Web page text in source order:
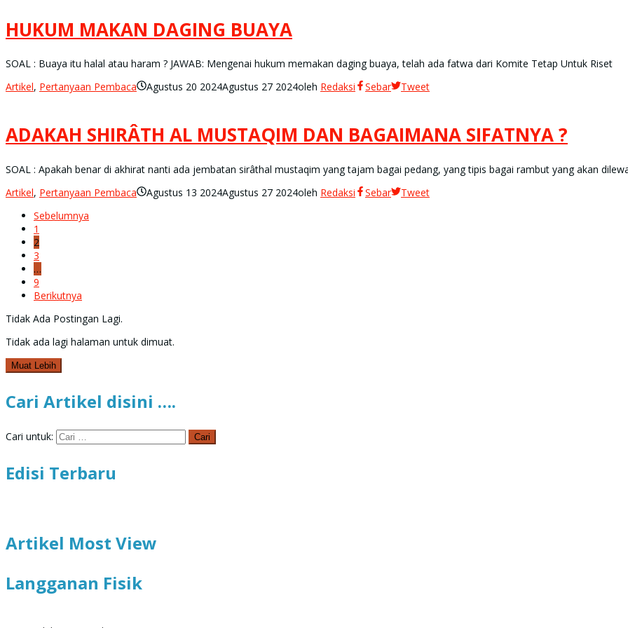
HUKUM MAKAN DAGING BUAYA
SOAL : Buaya itu halal atau haram ? JAWAB: Mengenai hukum memakan daging buaya, telah ada fatwa dari Komite Tetap Untuk Riset
Artikel, Pertanyaan Pembaca Agustus 20 2024Agustus 27 2024oleh Redaksi Sebar Tweet
ADAKAH SHIRÂTH AL MUSTAQIM DAN BAGAIMANA SIFATNYA ?
SOAL : Apakah benar di akhirat nanti ada jembatan sirâthal mustaqim yang tajam bagai pedang, yang tipis bagai rambut yang akan
Artikel, Pertanyaan Pembaca Agustus 13 2024Agustus 27 2024oleh Redaksi Sebar
Tweet
Sebelumnya
1
2
3
…
9
Berikutnya
Tidak Ada Postingan Lagi.
Tidak ada lagi halaman untuk dimuat.
Muat Lebih
Cari Artikel disini ….
Cari untuk:
Edisi Terbaru
Artikel Most View
Langganan Fisik